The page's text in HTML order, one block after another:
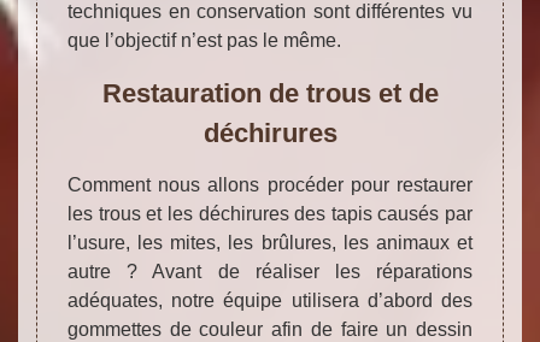
techniques en conservation sont différentes vu
que l’objectif n’est pas le même.
Restauration de trous et de
déchirures
Comment nous allons procéder pour restaurer
les trous et les déchirures des tapis causés par
l’usure, les mites, les brûlures, les animaux et
autre ? Avant de réaliser les réparations
adéquates, notre équipe utilisera d’abord des
gommettes de couleur afin de faire un dessin